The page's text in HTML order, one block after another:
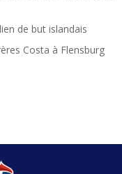
de but islandais
Costa à Flensburg